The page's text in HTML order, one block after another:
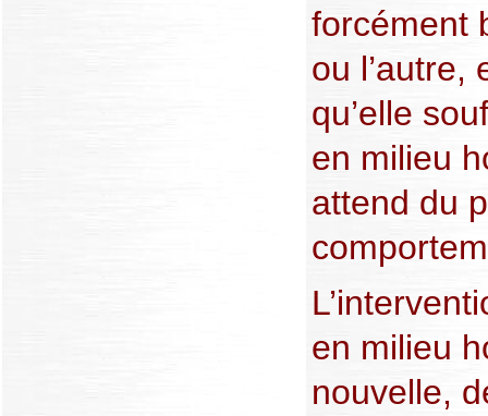
forcément
ou l’autre,
qu’elle
en milieu
attend du
en milieu
nouvelle,